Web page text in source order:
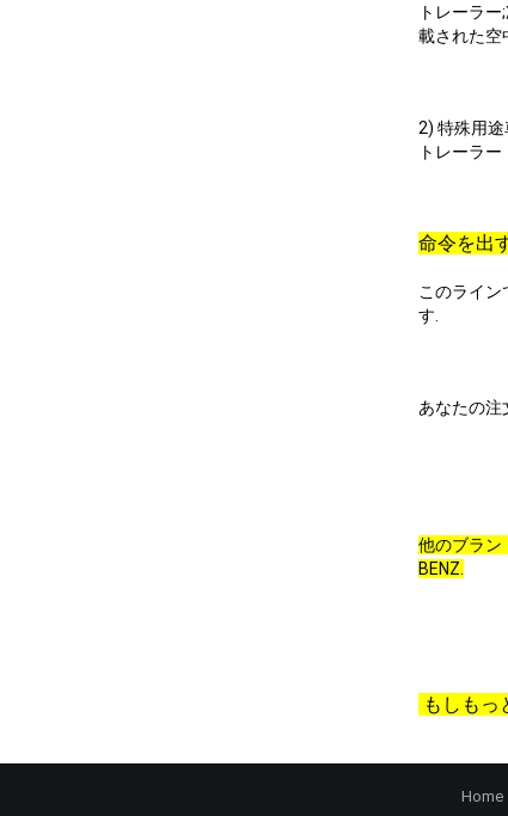
トレーラ
載された空
2) 特殊用
トレーラー
命令を出
このライ
す.
あなたの注
他のブラン
BENZ.
もしもっ
Home